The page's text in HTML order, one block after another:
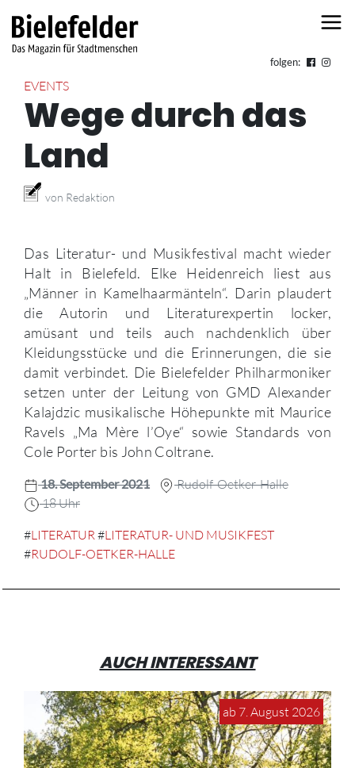
folgen:
EVENTS
Wege durch das
Land
von Redaktion
Das Literatur- und Musikfestival macht wieder
Halt in Bielefeld. Elke Heidenreich liest aus
„Männer in Kamelhaarmänteln“. Darin plaudert
die Autorin und Literaturexpertin locker,
amüsant und teils auch nachdenklich über
Kleidungsstücke und die Erinnerungen, die sie
damit verbindet. Die Bielefelder Philharmoniker
setzen unter der Leitung von GMD Alexander
Kalajdzic musikalische Höhepunkte mit Maurice
Ravels „Ma Mère l’Oye“ sowie Standards von
Cole Porter bis John Coltrane.
18. September 2021
Rudolf-Oetker-Halle
18 Uhr
#LITERATUR#LITERATUR- UND MUSIKFEST
#RUDOLF-OETKER-HALLE
AUCH INTERESSANT
ab 7. August 2026